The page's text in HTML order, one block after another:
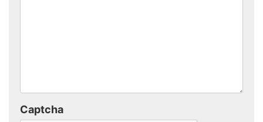
Captcha